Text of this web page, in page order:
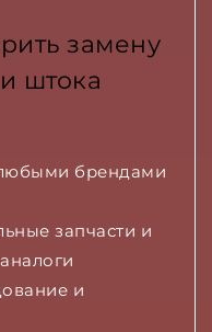
замену
штока
любыми брендами
запчасти и
и